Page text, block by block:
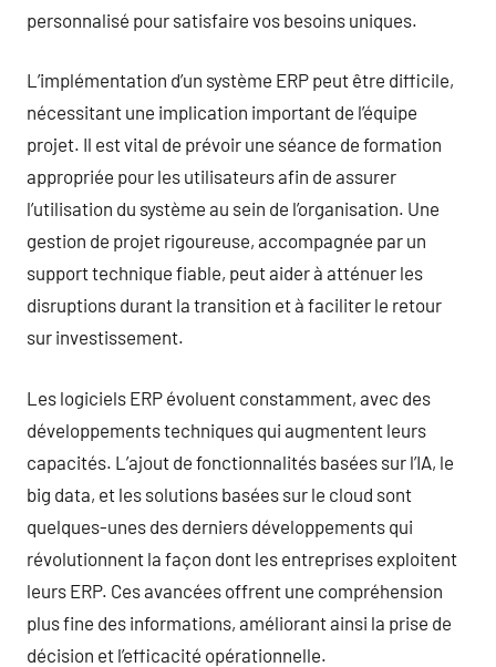
personnalisé pour satisfaire vos besoins uniques.
L’implémentation d’un système ERP peut être difficile,
nécessitant une implication important de l’équipe
projet. Il est vital de prévoir une séance de formation
appropriée pour les utilisateurs afin de assurer
l’utilisation du système au sein de l’organisation. Une
gestion de projet rigoureuse, accompagnée par un
support technique fiable, peut aider à atténuer les
disruptions durant la transition et à faciliter le retour
sur investissement.
Les logiciels ERP évoluent constamment, avec des
développements techniques qui augmentent leurs
capacités. L’ajout de fonctionnalités basées sur l’IA, le
big data, et les solutions basées sur le cloud sont
quelques-unes des derniers développements qui
révolutionnent la façon dont les entreprises exploitent
leurs ERP. Ces avancées offrent une compréhension
plus fine des informations, améliorant ainsi la prise de
décision et l’efficacité opérationnelle.